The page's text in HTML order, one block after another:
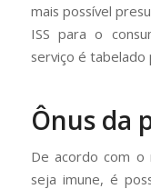
mais possível
ISS para o
serviço é tabelado
Ônus da
De acordo com
seja imune, é